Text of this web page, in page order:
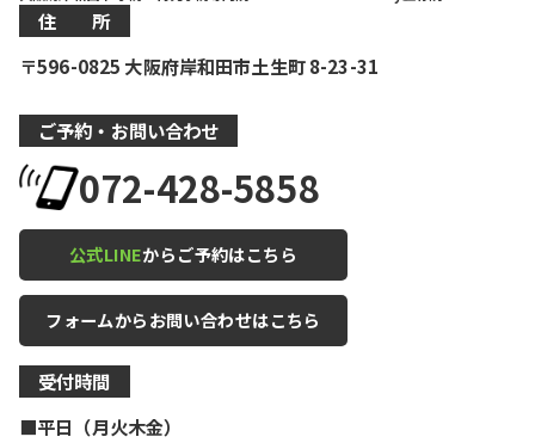
住 所
〒596-0825 大阪府岸和田市土生町 8-23-31
ご予約・お問い合わせ
072-428-5858
公式LINEからご予約はこちら
フォームからお問い合わせはこちら
受付時間
■平日（月火木金）